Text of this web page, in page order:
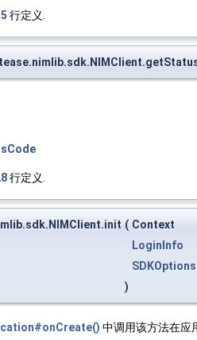
行定义.
行定义.
( Context
LoginInfo
SDKOptions
)
中调用该方法在应